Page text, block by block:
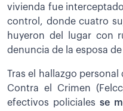
vivienda fue
control, donde cuatro
huyeron del lugar con
denuncia de la esposa
Tras el hallazgo personal
Contra el Crimen
efectivos policiales se